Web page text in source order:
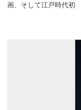
画、そして江戸時代初